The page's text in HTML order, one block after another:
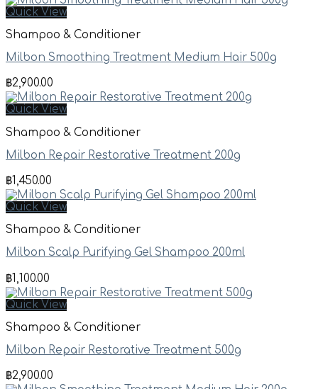
Quick View
Shampoo & Conditioner
Milbon Smoothing Treatment Medium Hair 500g
฿2,900.00
Quick View
Shampoo & Conditioner
Milbon Repair Restorative Treatment 200g
฿1,450.00
Quick View
Shampoo & Conditioner
Milbon Scalp Purifying Gel Shampoo 200ml
฿1,100.00
Quick View
Shampoo & Conditioner
Milbon Repair Restorative Treatment 500g
฿2,900.00